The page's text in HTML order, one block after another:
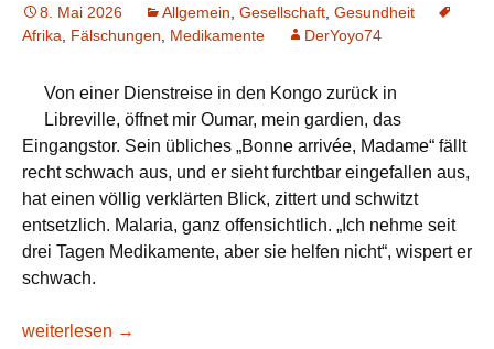
8. Mai 2026 Allgemein Gesellschaft Gesundheit
Afrika
Fälschungen Medikamente DerYoyo74
Von einer Dienstreise in den Kongo zurück in
Libreville, öffnet mir Oumar, mein gardien, das
Eingangstor. Sein übliches „Bonne arrivée, Madame“ fällt
recht schwach aus, und er sieht furchtbar eingefallen aus,
hat einen völlig verklärten Blick, zittert und schwitzt
entsetzlich. Malaria, ganz offensichtlich. „Ich nehme seit
drei Tagen Medikamente, aber sie helfen nicht“, wispert er
schwach.
Falsche Medikamente in Afrika – ein persönliches
weiterlesen →